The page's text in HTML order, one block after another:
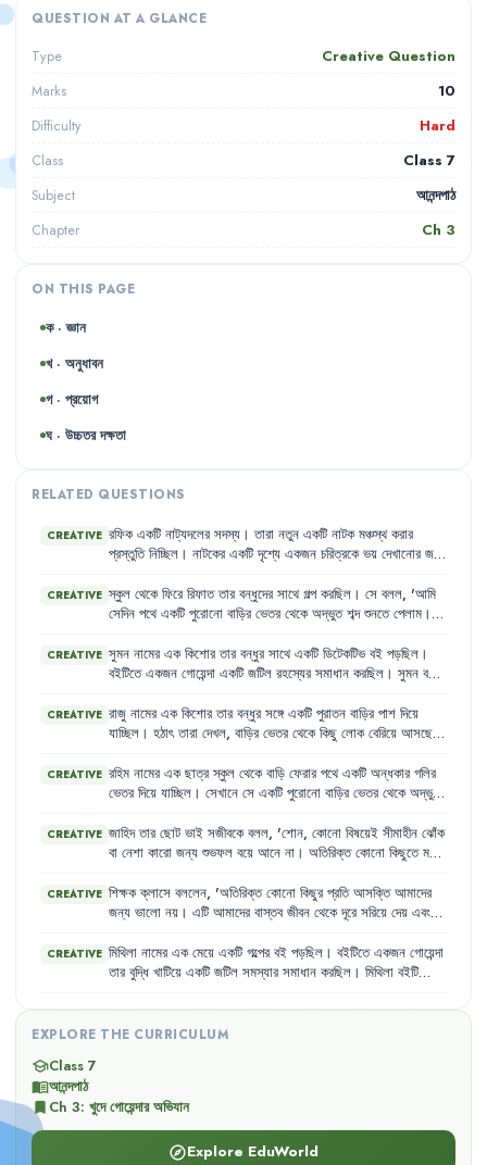
QUESTION AT A GLANCE
Type Creative Question
Marks 10
Difficulty Hard
Class Class 7
Subject আনন্দপাঠ
Chapter Ch 3
ON THIS PAGE
ক · জ্ঞান
খ · অনুধাবন
গ · প্রয়োগ
ঘ · উচ্চতর দক্ষতা
RELATED QUESTIONS
CREATIVE রফিক একটি নাট্যদলের সদস্য । তারা নতুন একটি নাটক মঞ্চস্থ করার
প্রস্তুতি নিচ্ছিল । নাটকের একটি দৃশ্যে একজন চরিত্রকে ভয় দেখানোর জন্য
এটিকে বাস্তব খুনের ঘটনা মনে করে দ্রুত থানায় খবর দেয় । পুলিশ এসে
দেখে এটি আসলে নাটকের মহড়া ।
CREATIVE স্কুল থেকে ফিরে রিফাত তার বন্ধুদের সাথে গল্প করছিল । সে বলল, 'আমি
সেদিন পথে একটি পুরোনো বাড়ির ভেতর থেকে অদ্ভুত শব্দ শুনতে পেলাম ।
আমিই হয়তো ডিটেকটিভ সত্যেন ঘোষ। আমাকেই এই রহস্যের সমাধান
করতে হবে।'
CREATIVE সুমন নামের এক কিশোর তার বন্ধুর সাথে একটি ডিটেকটিভ বই পড়ছিল ।
বইটিতে একজন গোয়েন্দা একটি জটিল রহস্যের সমাধান করছিল । সুমন বইটি
হিসেবে কল্পনা করতে শুরু করল। সে তার বন্ধুকে বলল , 'দেখিস, একদিন
আমিও এমন দুঃসাহসিক অভিযানে যাব এবং সব অপরাধীকে ধরে ফেলব।'
CREATIVE রাজু নামের এক কিশোর তার বন্ধুর সঙ্গে একটি পুরাতন বাড়ির পাশ দিয়ে
যাচ্ছিল । হঠাৎ তারা দেখল, বাড়ির ভেতর থেকে কিছু লোক বেরিয়ে আসছে
যন্ত্র, সামান্য একটু হিস। তারপরেই ব্যস।' রাজু মনে করল, 'এ নিশ্চয়ই
কোনো গোপন হত্যার পরিকল্পনা।'
CREATIVE রহিম নামের এক ছাত্র স্কুল থেকে বাড়ি ফেরার পথে একটি অন্ধকার গলির
ভেতর দিয়ে যাচ্ছিল । সেখানে সে একটি পুরোনো বাড়ির ভেতর থেকে অদ্ভুত
আমাকেই এর সমাধান করতে হবে।' সে দ্রুত তার মোবাইল ফোন বের করে
পুলিশকে খবর দেওয়ার জন্য প্রস্তুত হলো।
CREATIVE জাহিদ তার ছোট ভাই সজীবকে বলল, 'শোন, কোনো বিষয়েই সীমাহীন ঝোঁক
বা নেশা কারো জন্য শুভফল বয়ে আনে না । অতিরিক্ত কোনো কিছুতে মগ্ন
CREATIVE শিক্ষক ক্লাসে বললেন, 'অতিরিক্ত কোনো কিছুর প্রতি আসক্তি আমাদের
জন্য ভালো নয় । এটি আমাদের বাস্তব জীবন থেকে দূরে সরিয়ে দেয় এবং
অতিরিক্ত গোয়েন্দা কাহিনি পড়ে বাস্তব ঘটনাকে ভুলভাবে ব্যাখ্যা করেছিল।'
CREATIVE মিথিলা নামের এক মেয়ে একটি গল্পের বই পড়ছিল । বইটিতে একজন গোয়েন্দা
তার বুদ্ধি খাটিয়ে একটি জটিল সমস্যার সমাধান করছিল । মিথিলা বইটি
হিসেবে কল্পনা করতে শুরু করল। সে মনে মনে ভাবল, 'আমি যদি কোনো
রহস্যের মুখোমুখি হই তাহলে
EXPLORE THE CURRICULUM
schoolClass 7
menu_bookআনন্দপাঠ
bookmark Ch 3: খুদে গোয়েন্দার অভিযান
exploreExplore EduWorld